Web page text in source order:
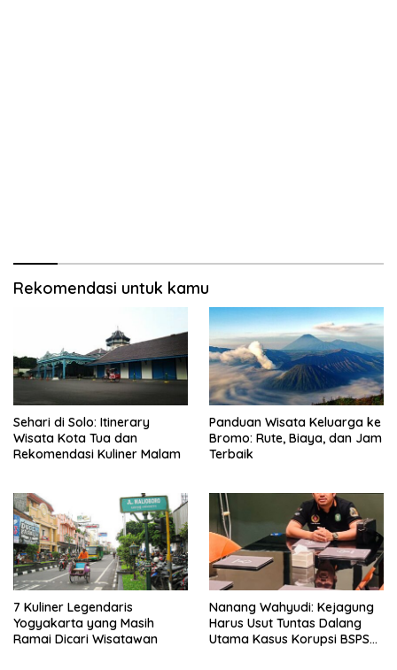
Rekomendasi untuk kamu
Sehari di Solo: Itinerary
Wisata Kota Tua dan
Rekomendasi Kuliner Malam
Panduan Wisata Keluarga ke
Bromo: Rute, Biaya, dan Jam
Terbaik
7 Kuliner Legendaris
Yogyakarta yang Masih
Ramai Dicari Wisatawan
Nanang Wahyudi: Kejagung
Harus Usut Tuntas Dalang
Utama Kasus Korupsi BSPS